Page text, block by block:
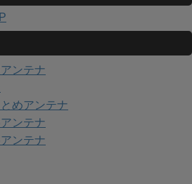
ンテナ
めアンテナ
ンテナ
ンテナ